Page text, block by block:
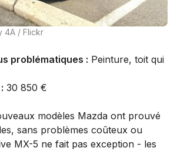
4A / Flickr
problématiques : Peinture, toit qui
30 850 €
modèles Mazda ont prouvé
sans problèmes coûteux ou
MX-5 ne fait pas exception - les